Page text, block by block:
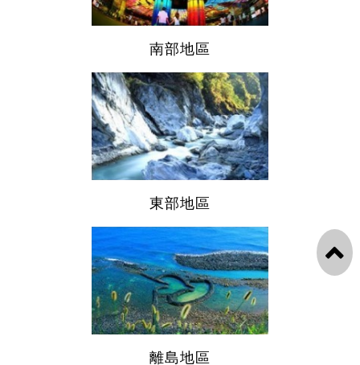
南部地區
東部地區
離島地區